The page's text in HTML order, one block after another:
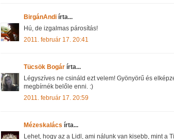
BirgánAndi írta...
Hú, de izgalmas párosítás!
2011. február 17. 20:41
Tücsök Bogár írta...
Légyszíves ne csináld ezt velem! Gyönyörű és
megbírnék belőle enni. :)
2011. február 17. 20:59
Mézeskalács írta...
Lehet, hogy az a Lidl, ami nálunk van kisebb, mint a